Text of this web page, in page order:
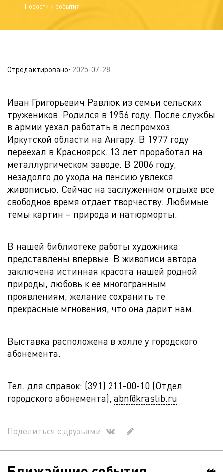
Новости и события
Отредактировано: 2025-07-28
Иван Григорьевич Равлюк из семьи сельских
тружеников. Родился в 1956 году. После службы
в армии уехал работать в леспромхоз
Иркутской области на Ангару. В 1977 году
переехал в Красноярск. 13 лет проработал на
металлургическом заводе. В 2006 году,
незадолго до ухода на пенсию увлекся
живописью. Сейчас на заслуженном отдыхе все
свободное время отдает творчеству. Любимые
темы картин – природа и натюрморты.
В нашей библиотеке работы художника
представлены впервые. В живописи автора
заключена истинная красота нашей родной
природы, любовь к ее многогранным
проявлениям, желание сохранить те
прекрасные мгновения, что она дарит нам.
Выставка расположена в холле у городского
абонемента.
Тел. для справок: (391) 211-00-10 (Отдел
городского абонемента), abn@kraslib.ru
Поделиться с друзьями